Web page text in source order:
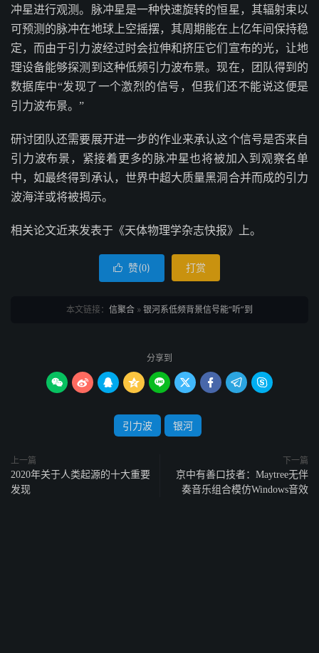
冲星进行观测。脉冲星是一种快速旋转的恒星，其辐射束以
可预测的脉冲在地球上空摇摆，其周期能在上亿年间保持稳
定，而由于引力波经过时会拉伸和挤压它们宣布的光，让地
理设备能够探测到这种低频引力波布景。现在，团队得到的
数据库中“发现了一个激烈的信号，但我们还不能说这便是
引力波布景。”
研讨团队还需要展开进一步的作业来承认这个信号是否来自
引力波布景，紧接着更多的脉冲星也将被加入到观察名单
中，如最终得到承认，世界中超大质量黑洞合并而成的引力
波海洋或将被揭示。
相关论文近来发表于《天体物理学杂志快报》上。
 赞(0) 打赏
本文链接： 信聚合 » 银河系低频背景信号能“听”到
分享到
        
引力波 银河
上一篇
2020年关于人类起源的十大重要
发现
下一篇
京中有善口技者：Maytree无伴
奏音乐组合模仿Windows音效